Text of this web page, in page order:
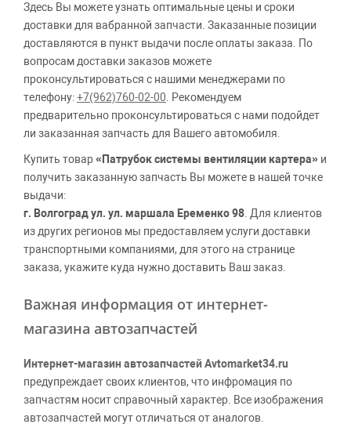
Здесь Вы можете узнать оптимальные цены и сроки
доставки для вабранной запчасти. Заказанные позиции
доставляются в пункт выдачи после оплаты заказа. По
вопросам доставки заказов можете
проконсультироваться с нашими менеджерами по
телефону:+7(962)760-02-00 . Рекомендуем
предварительно проконсультироваться с нами подойдет
ли заказанная запчасть для Вашего автомобиля.
Купить товар«Патрубок системы вентиляции картера» и
получить заказанную запчасть Вы можете в нашей точке
выдачи:
г. Волгоград ул. ул. маршала Еременко 98 . Для клиентов
из других регионов мы предоставляем услуги доставки
транспортными компаниями, для этого на странице
заказа, укажите куда нужно доставить Ваш заказ.
Важная информация от интернет-
магазина автозапчастей
Интернет-магазин автозапчастей Avtomarket34.ru
предупреждает своих клиентов, что инфромация по
запчастям носит справочный характер. Все изображения
автозапчастей могут отличаться от аналогов.